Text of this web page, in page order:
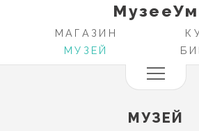
МузееУм
ОСНОВНАЯ
НАВИГАЦИЯ
МУЗЕЙ
МАГАЗИН
МУЗЕЙ